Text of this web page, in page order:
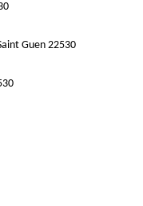
Guen 22530